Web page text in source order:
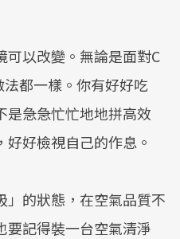
以改變。無論是面對C
都一樣。你有好好吃
是急急忙忙地地拼高效
好檢視自己的作息。
」的狀態，在空氣品質不
要記得裝一台空氣清淨